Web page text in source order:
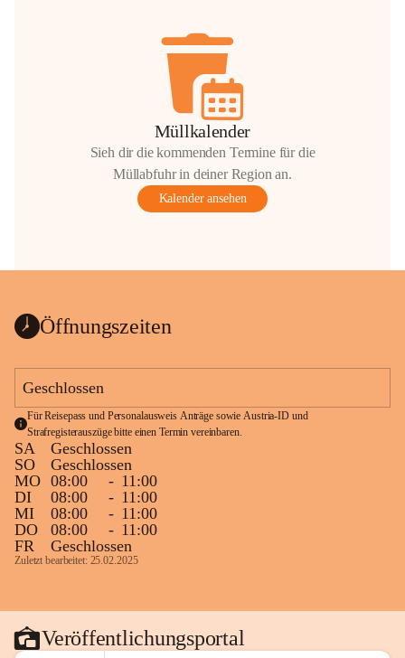
Müllkalender
Sieh dir die kommenden Termine für die
Müllabfuhr in deiner Region an.
Kalender ansehen
Öffnungszeiten
Geschlossen
Für Reisepass und Personalausweis Anträge sowie Austria-ID und
Strafregisterauszüge bitte einen Termin vereinbaren.
SA
Geschlossen
SO
Geschlossen
MO 08:00 - 11:00
DI
08:00 - 11:00
MI
08:00 - 11:00
DO
08:00 - 11:00
FR
Geschlossen
Zuletzt bearbeitet: 25.02.2025
Veröffentlichungsportal